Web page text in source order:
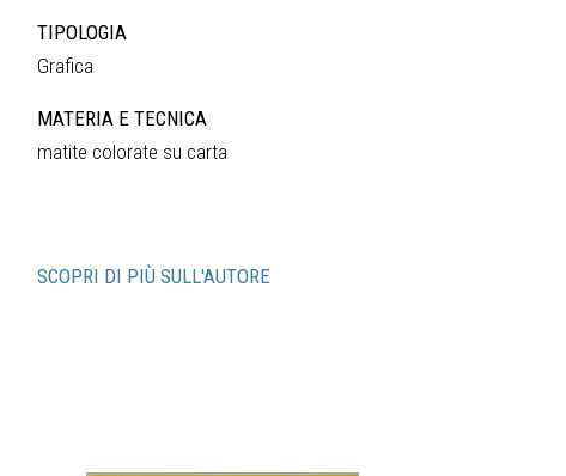
TIPOLOGIA
Grafica
MATERIA E TECNICA
matite colorate su carta
SCOPRI DI PIÙ SULL'AUTORE